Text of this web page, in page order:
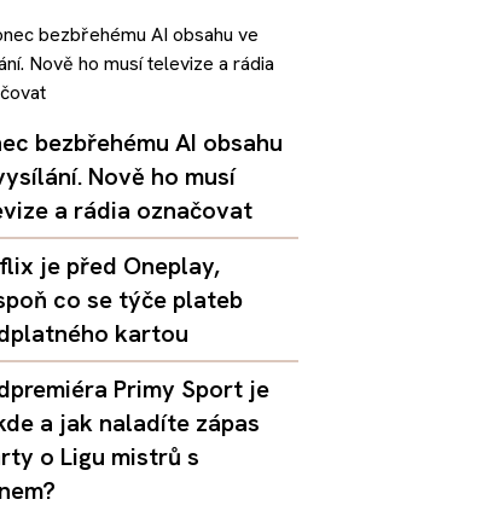
bezbřehému AI obsahu
Nově ho musí
a rádia označovat
je před Oneplay,
co se týče plateb
kartou
Primy Sport je
a jak naladíte zápas
o Ligu mistrů s